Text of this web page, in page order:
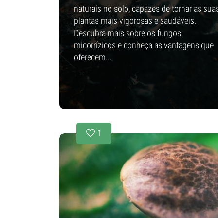
naturais no solo, capazes de tornar as
plantas mais vigorosas e saudáveis.
Descubra mais sobre os fungos
micorrízicos e conheça as vantagens que
oferecem...
1